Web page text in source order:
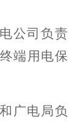
公司 负责
终端用电保
广电局负